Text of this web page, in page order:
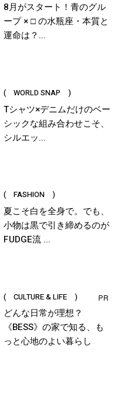
8月がスタート！青のグル
ープ × □ の水瓶座・本質と
運命は？...
( WORLD SNAP )
Tシャツ×デニムだけのベー
シックな組み合わせこそ、
シルエッ...
( FASHION )
夏こそ白を全身で。でも、
小物は黒で引き締めるのが
FUDGE流 ...
( CULTURE & LIFE )
どんな日常が理想？
《BESS》の家で知る、も
っと心地のよい暮らし